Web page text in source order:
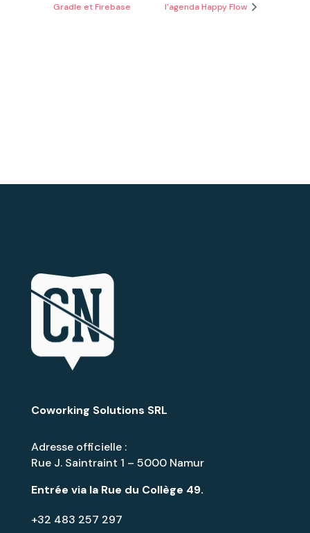
Gradle et Firebase
l’agenda Happy Flow
Coworking Solutions SRL
Adresse officielle :
Rue J. Saintraint 1 – 5000 Namur
Entrée via la Rue du Collège 49.
+32 483 257 297